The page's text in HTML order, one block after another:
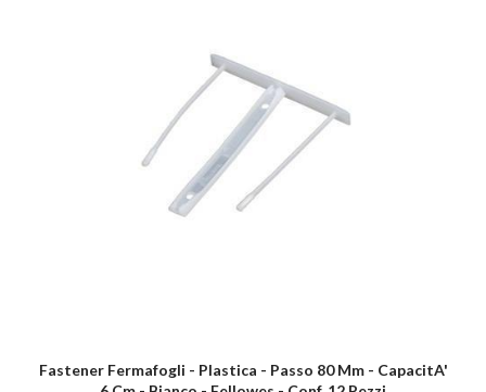
Fastener Fermafogli - Plastica - Passo 80 Mm - CapacitA'